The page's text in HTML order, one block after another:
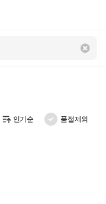
인기순 품절제외